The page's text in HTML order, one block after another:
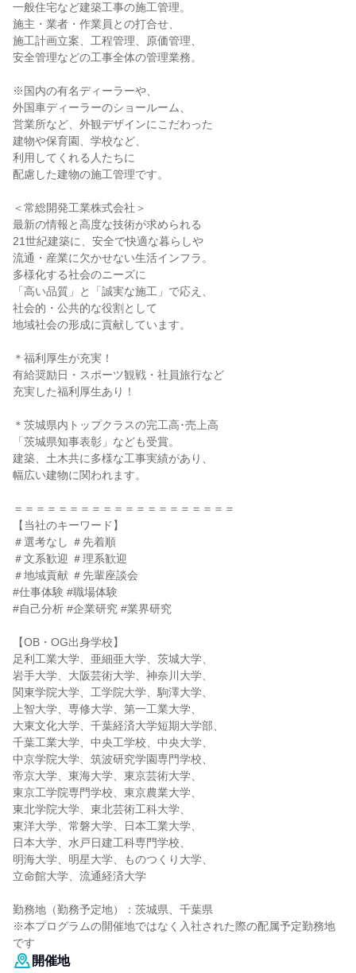
一般住宅など建築工事の施工管理。
施主・業者・作業員との打合せ、
施工計画立案、工程管理、原価管理、
安全管理などの工事全体の管理業務。
※国内の有名ディーラーや、
外国車ディーラーのショールーム、
営業所など、外観デザインにこだわった
建物や保育園、学校など、
利用してくれる人たちに
配慮した建物の施工管理です。
＜常総開発工業株式会社＞
最新の情報と高度な技術が求められる
21世紀建築に、安全で快適な暮らしや
流通・産業に欠かせない生活インフラ。
多様化する社会のニーズに
「高い品質」と「誠実な施工」で応え、
社会的・公共的な役割として
地域社会の形成に貢献しています。
＊福利厚生が充実！
有給奨励日・スポーツ観戦・社員旅行など
充実した福利厚生あり！
＊茨城県内トップクラスの完工高･売上高
「茨城県知事表彰」なども受賞。
建築、土木共に多様な工事実績があり、
幅広い建物に関われます。
＝＝＝＝＝＝＝＝＝＝＝＝＝＝＝＝＝＝＝＝
【当社のキーワード】
＃選考なし ＃先着順
＃文系歓迎 ＃理系歓迎
＃地域貢献 ＃先輩座談会
#仕事体験 #職場体験
#自己分析 #企業研究 #業界研究
【OB・OG出身学校】
足利工業大学、亜細亜大学、茨城大学、
岩手大学、大阪芸術大学、神奈川大学、
関東学院大学、工学院大学、駒澤大学、
上智大学、専修大学、第一工業大学、
大東文化大学、千葉経済大学短期大学部、
千葉工業大学、中央工学校、中央大学、
中京学院大学、筑波研究学園専門学校、
帝京大学、東海大学、東京芸術大学、
東京工学院専門学校、東京農業大学、
東北学院大学、東北芸術工科大学、
東洋大学、常磐大学、日本工業大学、
日本大学、水戸日建工科専門学校、
明海大学、明星大学、ものつくり大学、
立命館大学、流通経済大学
勤務地（勤務予定地）：茨城県、千葉県
※本プログラムの開催地ではなく入社された際の配属予定勤務地
です
開催地